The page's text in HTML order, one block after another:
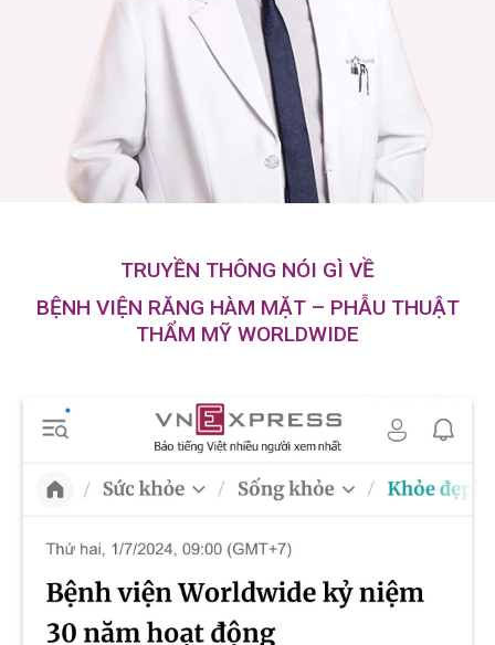
TRUYỀN THÔNG NÓI GÌ VỀ
BỆNH VIỆN RĂNG HÀM MẶT – PHẪU THUẬT
THẨM MỸ WORLDWIDE